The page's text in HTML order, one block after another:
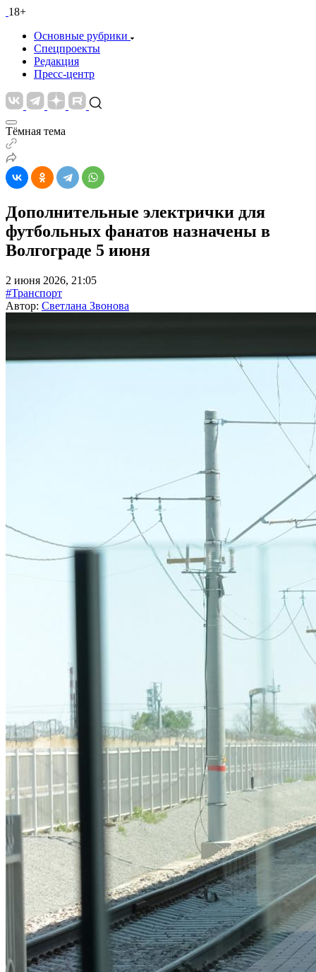
18+
Основные рубрики
Спецпроекты
Редакция
Пресс-центр
Тёмная тема
Дополнительные электрички для
футбольных фанатов назначены в
Волгограде 5 июня
2 июня 2026, 21:05
#Транспорт
Автор: Светлана Звонова